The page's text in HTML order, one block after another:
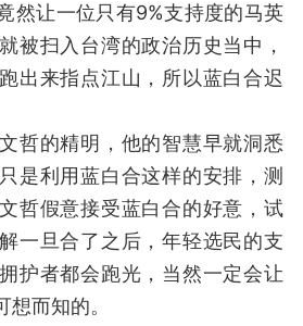
然让一位只有9%支持度的马英
被扫入台湾的政治历史当中，
出来指点江山，所以蓝白合迟
哲的精明，他的智慧早就洞悉
是利用蓝白合这样的安排，测
哲假意接受蓝白合的好意，试
一旦合了之后，年轻选民的支
护者都会跑光，当然一定会让
而知的。